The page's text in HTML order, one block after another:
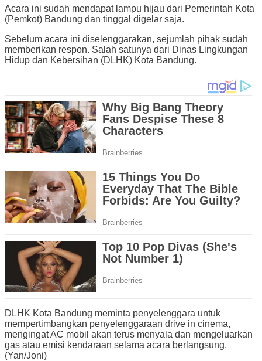
Acara ini sudah mendapat lampu hijau dari Pemerintah Kota
(Pemkot) Bandung dan tinggal digelar saja.
Sebelum acara ini diselenggarakan, sejumlah pihak sudah
memberikan respon. Salah satunya dari Dinas Lingkungan
Hidup dan Kebersihan (DLHK) Kota Bandung.
DLHK Kota Bandung meminta penyelenggara untuk
mempertimbangkan penyelenggaraan drive in cinema,
mengingat AC mobil akan terus menyala dan mengeluarkan
gas atau emisi kendaraan selama acara berlangsung.
(Yan/Joni)